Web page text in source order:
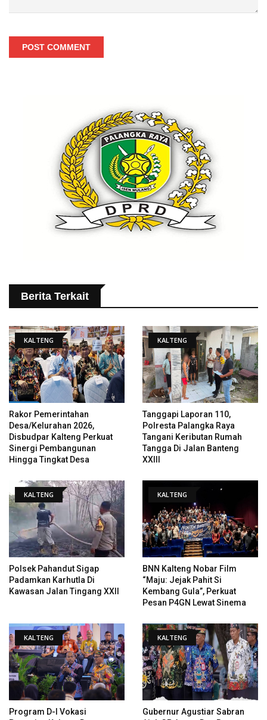
POST COMMENT
Berita Terkait
KALTENG
Rakor Pemerintahan
Desa/Kelurahan 2026,
Disbudpar Kalteng Perkuat
Sinergi Pembangunan
Hingga Tingkat Desa
KALTENG
Tanggapi Laporan 110,
Polresta Palangka Raya
Tangani Keributan Rumah
Tangga Di Jalan Banteng
XXIII
KALTENG
Polsek Pahandut Sigap
Padamkan Karhutla Di
Kawasan Jalan Tingang XXII
KALTENG
BNN Kalteng Nobar Film
“Maju: Jejak Pahit Si
Kembang Gula”, Perkuat
Pesan P4GN Lewat Sinema
KALTENG
Program D-I Vokasi
KALTENG
Gubernur Agustiar Sabran